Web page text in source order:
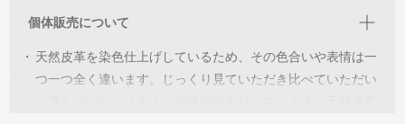
個体販売について
・ 天然皮革を染色仕上げしているため、その色合いや表情は一
つ一つ全く違います。じっくり見ていただき比べていただい